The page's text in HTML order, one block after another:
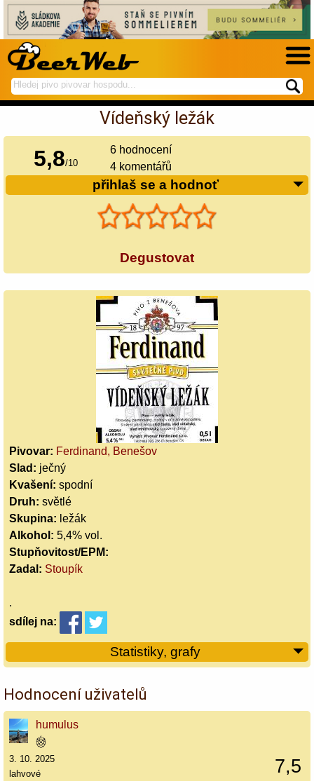
hledej
na
spustí
hledání
Vídeňský ležák
5,8/10
6 hodnocení
4 komentářů
přihlaš se a hodnoť
Degustovat
Pivovar: Ferdinand, Benešov
Slad: ječný
Kvašení: spodní
Druh: světlé
Skupina: ležák
Alkohol: 5,4% vol.
Stupňovitost/EPM:
Zadal: Stoupík
.
sdílej na:
Statistiky, grafy
Hodnocení uživatelů
humulus
7,5
3. 10. 2025
lahvové